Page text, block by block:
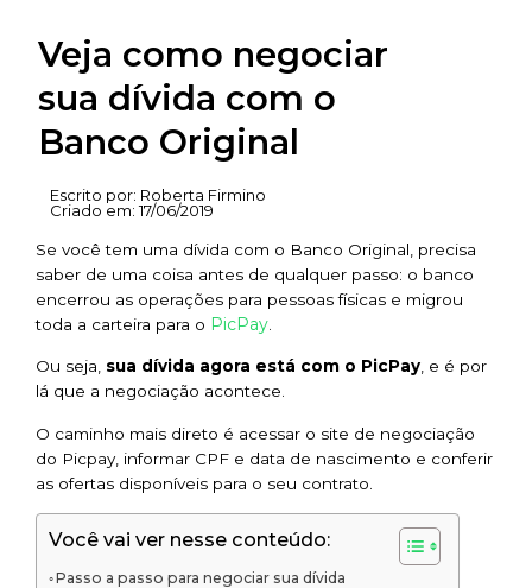
Veja como negociar
sua dívida com o
Banco Original
Escrito por: Roberta Firmino
Criado em: 17/06/2019
Se você tem uma dívida com o Banco Original, precisa
saber de uma coisa antes de qualquer passo: o banco
encerrou as operações para pessoas físicas e migrou
toda a carteira para o PicPay
Ou seja, sua dívida agora está com o PicPay , e é por
lá que a negociação acontece.
O caminho mais direto é acessar o site de negociação
do Picpay, informar CPF e data de nascimento e conferir
as ofertas disponíveis para o seu contrato.
Você vai ver nesse conteúdo:
Passo a passo para negociar sua dívida